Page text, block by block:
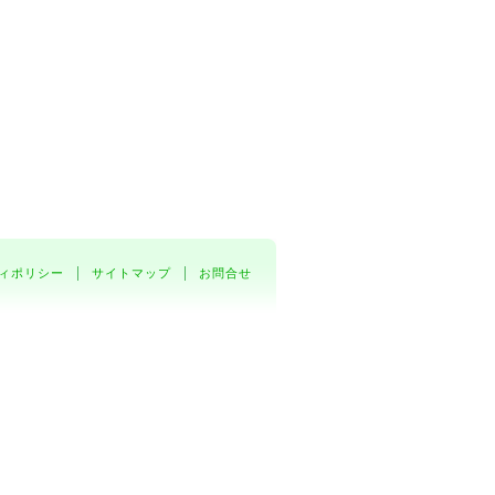
ポリシー サイトマップ お問合せ